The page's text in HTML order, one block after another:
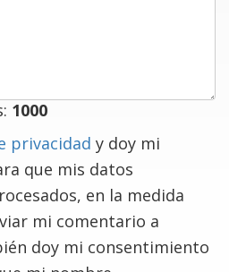
1000
privacidad y doy mi
que mis datos
en la medida
mi comentario a
doy mi consentimiento